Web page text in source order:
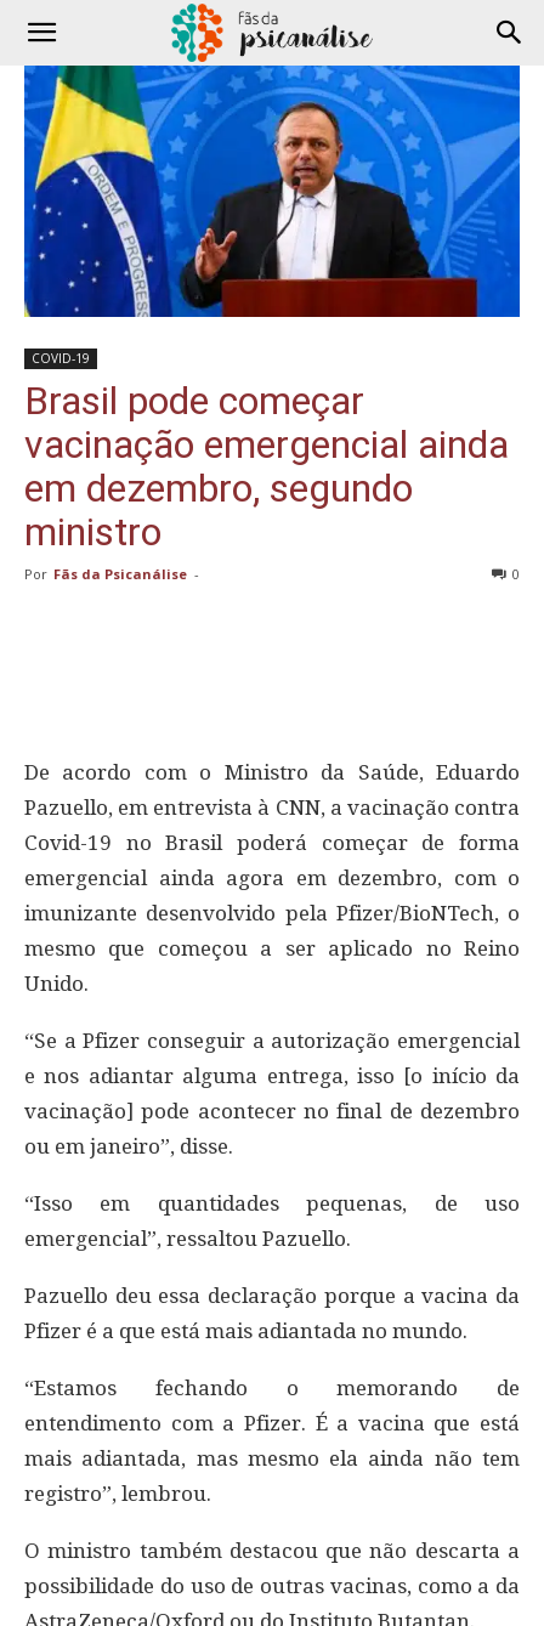
COVID-19
Brasil pode começar
vacinação emergencial ainda
em dezembro, segundo
ministro
Por Fãs da Psicanálise - 0
De acordo com o Ministro da Saúde, Eduardo
Pazuello, em entrevista à CNN, a vacinação contra
Covid-19 no Brasil poderá começar de forma
emergencial ainda agora em dezembro, com o
imunizante desenvolvido pela Pfizer/BioNTech, o
mesmo que começou a ser aplicado no Reino
Unido.
“Se a Pfizer conseguir a autorização emergencial
e nos adiantar alguma entrega, isso [o início da
vacinação] pode acontecer no final de dezembro
ou em janeiro”, disse.
“Isso em quantidades pequenas, de uso
emergencial”, ressaltou Pazuello.
Pazuello deu essa declaração porque a vacina da
Pfizer é a que está mais adiantada no mundo.
“Estamos fechando o memorando de
entendimento com a Pfizer. É a vacina que está
mais adiantada, mas mesmo ela ainda não tem
registro”, lembrou.
O ministro também destacou que não descarta a
possibilidade do uso de outras vacinas, como a da
AstraZeneca/Oxford ou do Instituto Butantan.